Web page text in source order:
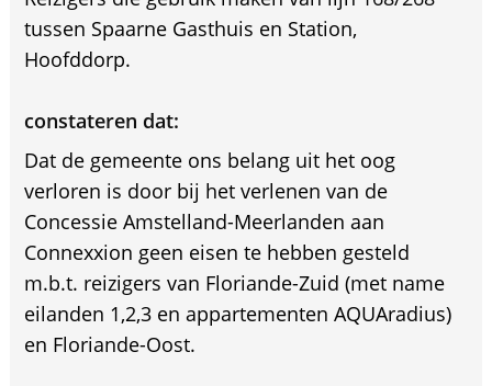
tussen Spaarne Gasthuis en Station,
Hoofddorp.
constateren dat:
Dat de gemeente ons belang uit het oog
verloren is door bij het verlenen van de
Concessie Amstelland-Meerlanden aan
Connexxion geen eisen te hebben gesteld
m.b.t. reizigers van Floriande-Zuid (met name
eilanden 1,2,3 en appartementen AQUAradius)
en Floriande-Oost.